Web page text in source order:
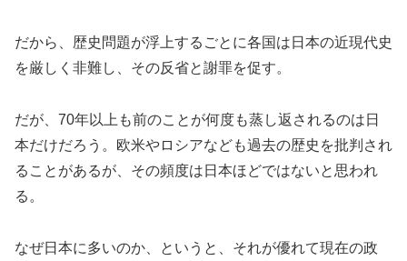
だから、歴史問題が浮上するごとに各国は日本の近現代史
を厳しく非難し、その反省と謝罪を促す。
だが、70年以上も前のことが何度も蒸し返されるのは日
本だけだろう。欧米やロシアなども過去の歴史を批判され
ることがあるが、その頻度は日本ほどではないと思われ
る。
なぜ日本に多いのか、というと、それが優れて現在の政